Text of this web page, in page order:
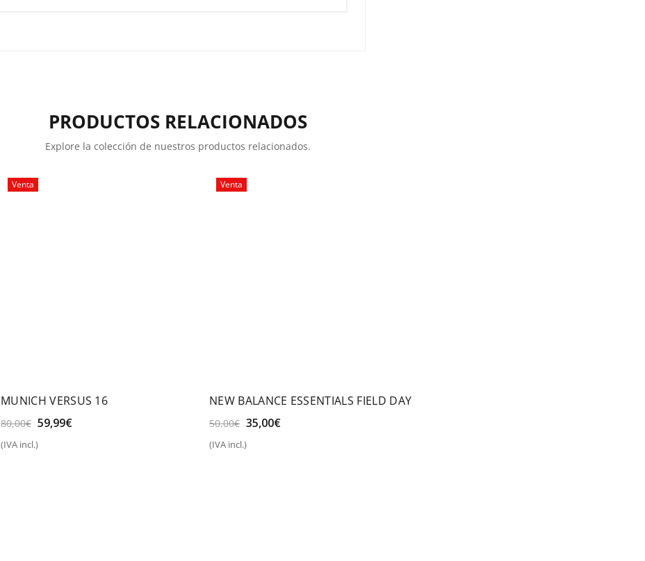
PRODUCTOS RELACIONADOS
Explore la colección de nuestros productos relacionados.
Venta
MUNICH VERSUS 16
80,00€ El
original
59,99€El
(IVA incl.)Seleccionar opciones
Venta
NEW BALANCE ESSENTIALS FIELD DAY
50,00€ El
original
35,00€El
(IVA incl.)Seleccionar opciones